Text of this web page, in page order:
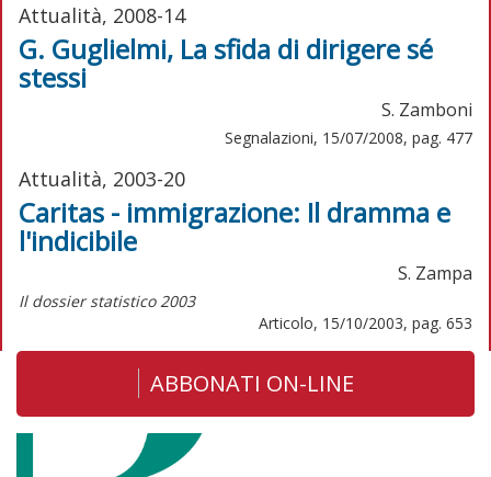
Attualità, 2008-14
G. Guglielmi, La sfida di dirigere sé
stessi
S. Zamboni
Segnalazioni, 15/07/2008, pag. 477
Attualità, 2003-20
Caritas - immigrazione: Il dramma e
l'indicibile
S. Zampa
Il dossier statistico 2003
Articolo, 15/10/2003, pag. 653
ABBONATI ON-LINE